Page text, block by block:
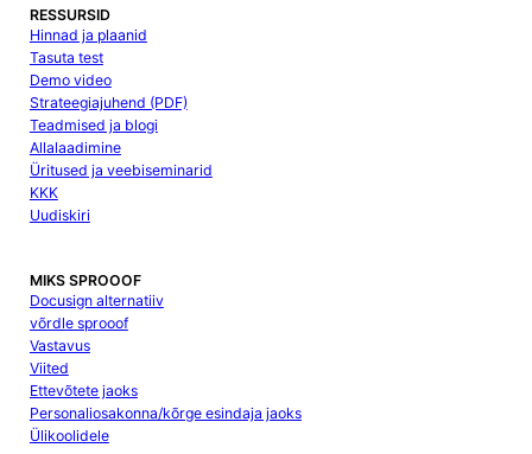
RESSURSID
Hinnad ja plaanid
Tasuta test
Demo video
Strateegiajuhend (PDF)
Teadmised ja blogi
Allalaadimine
Üritused ja veebiseminarid
KKK
Uudiskiri
MIKS SPROOOF
Docusign alternatiiv
võrdle sprooof
Vastavus
Viited
Ettevõtete jaoks
Personaliosakonna/kõrge esindaja jaoks
Ülikoolidele